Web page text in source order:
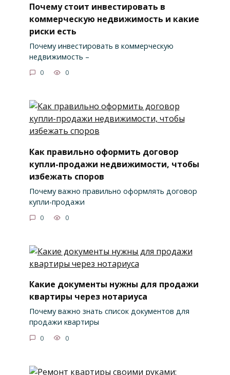
Почему стоит инвестировать в
коммерческую недвижимость и какие
риски есть
Почему инвестировать в коммерческую
недвижимость –
0 0
Как правильно оформить договор
купли-продажи недвижимости, чтобы
избежать споров
Почему важно правильно оформлять договор
купли-продажи
0 0
Какие документы нужны для продажи
квартиры через нотариуса
Почему важно знать список документов для
продажи квартиры
0 0